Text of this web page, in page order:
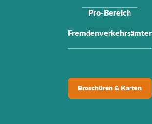
Pro-Bereich
Fremdenverkehrsämter
Broschüren & Karten